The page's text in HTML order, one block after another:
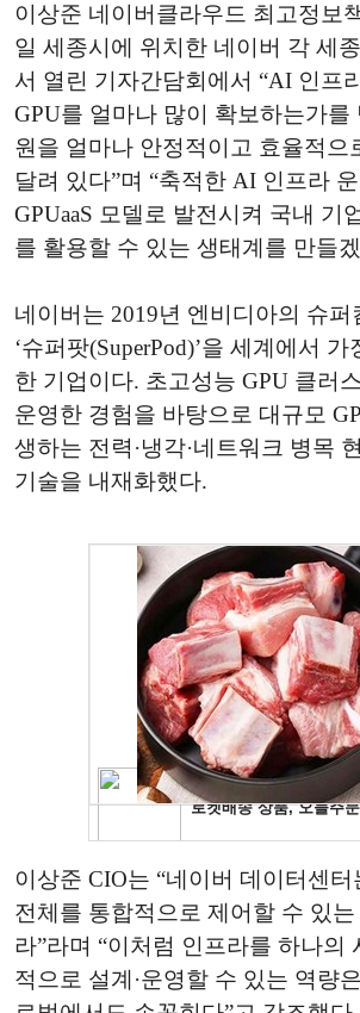
이상준 네이버클라우드 최고정보
일 세종시에 위치한 네이버 각 세
서 열린 기자간담회에서 “AI 인프
GPU를 얼마나 많이 확보하는가를
원을 얼마나 안정적이고 효율적으
달려 있다”며 “축적한 AI 인프라
GPUaaS 모델로 발전시켜 국내 기
를 활용할 수 있는 생태계를 만들
네이버는 2019년 엔비디아의 슈
‘슈퍼팟(SuperPod)’을 세계에서
한 기업이다. 초고성능 GPU 클러
운영한 경험을 바탕으로 대규모
생하는 전력·냉각·네트워크 병목
기술을 내재화했다.
이상준 CIO는 “네이버 데이터센
전체를 통합적으로 제어할 수 있
라”라며 “이처럼 인프라를 하나의
적으로 설계·운영할 수 있는 역량